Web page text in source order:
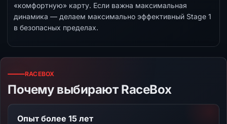
«комфортную» карту. Если важна максимальная
динамика — делаем максимально эффективный Stage 1
в безопасных пределах.
RACEBOX
Почему выбирают RaceBox
Опыт более 15 лет